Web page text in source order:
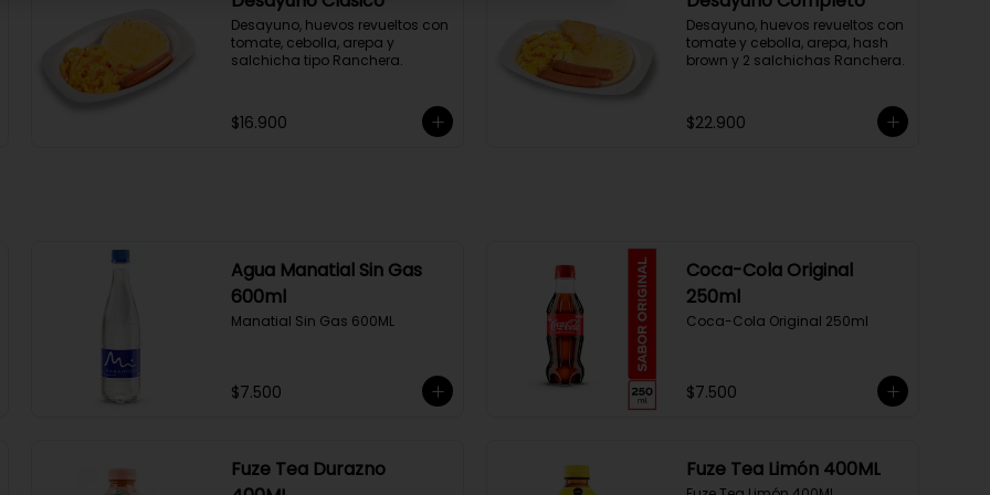
Desayuno, huevos revueltos con
tomate, cebolla, arepa y
salchicha tipo Ranchera.
$16.900
Desayuno, huevos revueltos con
tomate y cebolla, arepa, hash
brown y 2 salchichas Ranchera.
$22.900
Agua Manatial Sin Gas
600ml
Manatial Sin Gas 600ML
$7.500
Coca-Cola Original
250ml
Coca-Cola Original 250ml
$7.500
Fuze Tea Durazno
Fuze Tea Limón 400ML